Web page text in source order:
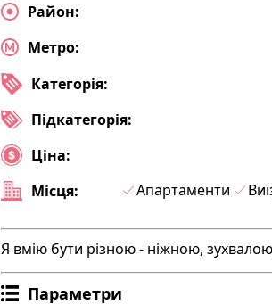
Район:
Метро:
Категорія:
Підкатегорія:
Ціна:
Місця:
Апартаменти
Я вмію бути різною - ніжною,
Параметри